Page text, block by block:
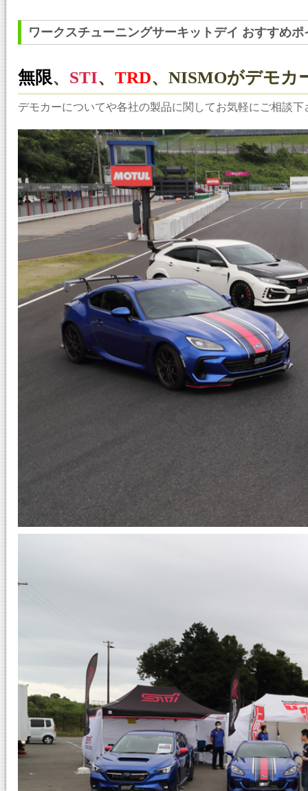
ワークスチューニングサーキットデイ おすすめポ
無限、 STI、 TRD、NISMOがデモカ
デモカーについてや各社の製品に関してお気軽にご相談下